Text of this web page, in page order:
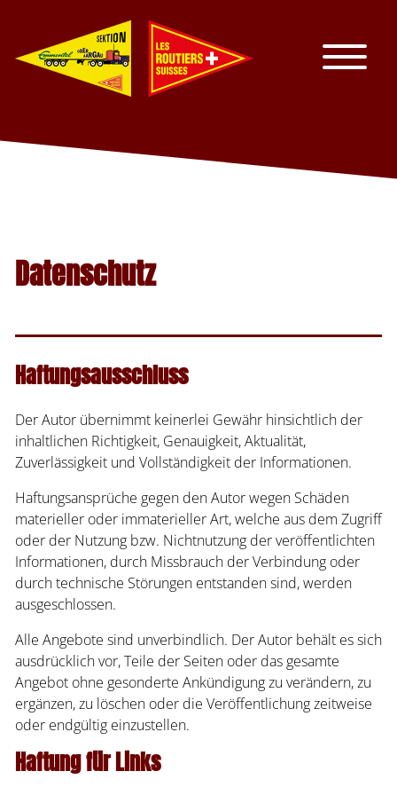
Datenschutz
Haftungsausschluss
Der Autor übernimmt keinerlei Gewähr hinsichtlich der
inhaltlichen Richtigkeit, Genauigkeit, Aktualität,
Zuverlässigkeit und Vollständigkeit der Informationen.
Haftungsansprüche gegen den Autor wegen Schäden
materieller oder immaterieller Art, welche aus dem Zugriff
oder der Nutzung bzw. Nichtnutzung der veröffentlichten
Informationen, durch Missbrauch der Verbindung oder
durch technische Störungen entstanden sind, werden
ausgeschlossen.
Alle Angebote sind unverbindlich. Der Autor behält es sich
ausdrücklich vor, Teile der Seiten oder das gesamte
Angebot ohne gesonderte Ankündigung zu verändern, zu
ergänzen, zu löschen oder die Veröffentlichung zeitweise
oder endgültig einzustellen.
Haftung für Links